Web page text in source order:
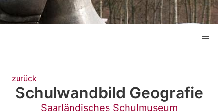
zurück
Schulwandbild Geografie
Saarländisches Schulmuseum